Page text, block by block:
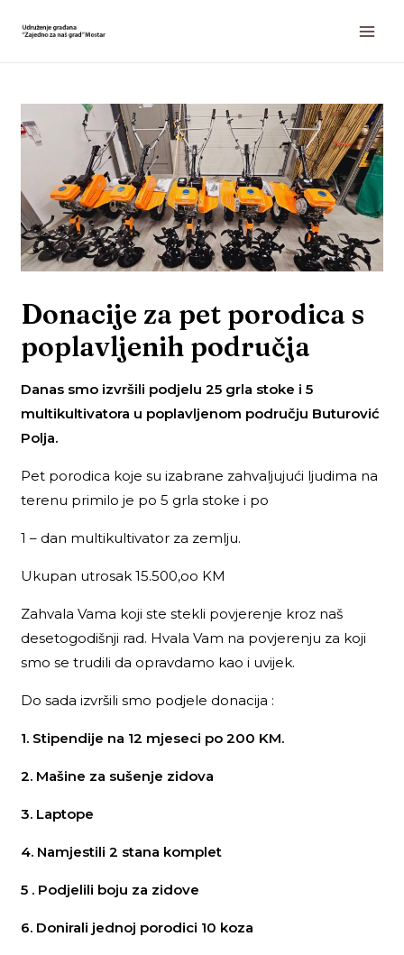
Donacije za pet porodica s
poplavljenih područja
Danas smo izvršili podjelu 25 grla stoke i 5
multikultivatora u poplavljenom području Buturović
Polja.
Pet porodica koje su izabrane zahvaljujući ljudima na
terenu primilo je po 5 grla stoke i po
1 – dan multikultivator za zemlju.
Ukupan utrosak 15.500,oo KM
Zahvala Vama koji ste stekli povjerenje kroz naš
desetogodišnji rad. Hvala Vam na povjerenju za koji
smo se trudili da opravdamo kao i uvijek.
Do sada izvršili smo podjele donacija :
1. Stipendije na 12 mjeseci po 200 KM.
2. Mašine za sušenje zidova
3. Laptope
4. Namjestili 2 stana komplet
5 . Podjelili boju za zidove
6. Donirali jednoj porodici 10 koza